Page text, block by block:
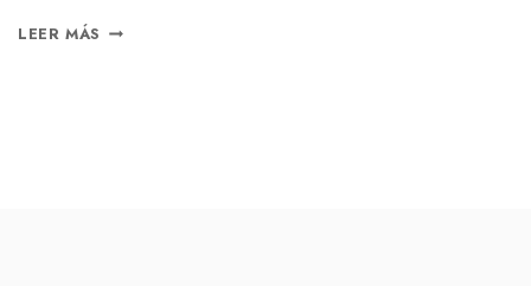
LEER MÁS